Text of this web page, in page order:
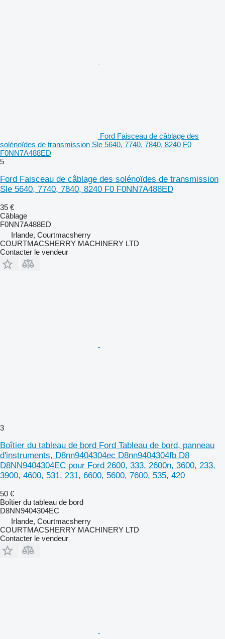
Ford Faisceau de câblage des
solénoïdes de transmission Sle 5640, 7740, 7840, 8240 F0
F0NN7A488ED
5
Ford Faisceau de câblage des solénoïdes de transmission
Sle 5640, 7740, 7840, 8240 F0 F0NN7A488ED
35 €
Câblage
F0NN7A488ED
Irlande, Courtmacsherry
COURTMACSHERRY MACHINERY LTD
Contacter le vendeur
3
Boîtier du tableau de bord Ford Tableau de bord, panneau
d'instruments, D8nn9404304ec D8nn9404304fb D8
D8NN9404304EC pour Ford 2600, 333, 2600n, 3600, 233,
3900, 4600, 531, 231, 6600, 5600, 7600, 535, 420
50 €
Boîtier du tableau de bord
D8NN9404304EC
Irlande, Courtmacsherry
COURTMACSHERRY MACHINERY LTD
Contacter le vendeur